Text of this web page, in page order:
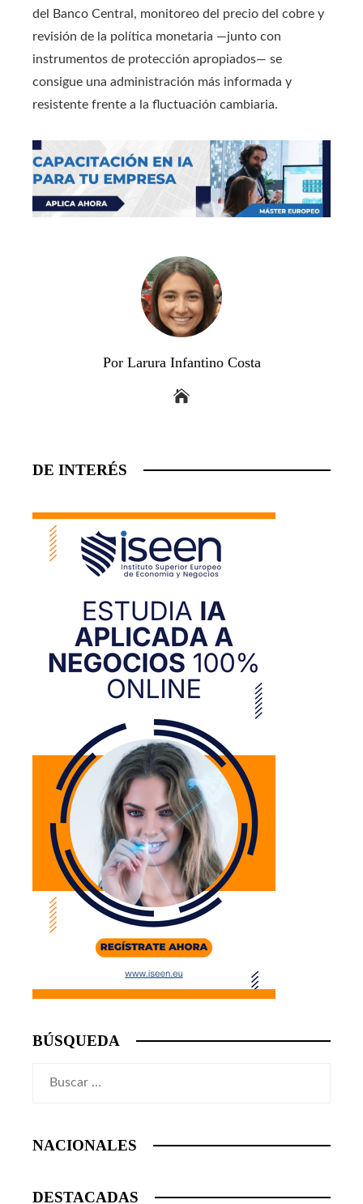
del Banco Central, monitoreo del precio del cobre y
revisión de la política monetaria —junto con
instrumentos de protección apropiados— se
consigue una administración más informada y
resistente frente a la fluctuación cambiaria.
Por Larura Infantino Costa
DE INTERÉS
BÚSQUEDA
NACIONALES
DESTACADAS